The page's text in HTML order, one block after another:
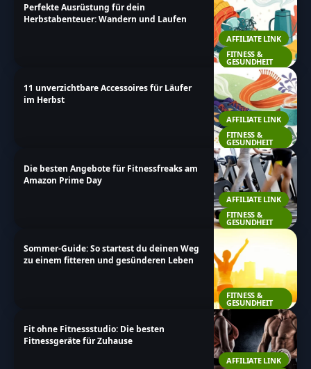
AFFILIATE LINK
FITNESS &
GESUNDHEIT
Perfekte Ausrüstung für dein
Herbstabenteuer: Wandern und Laufen
AFFILIATE LINK
FITNESS &
GESUNDHEIT
11 unverzichtbare Accessoires für Läufer
im Herbst
AFFILIATE LINK
FITNESS &
GESUNDHEIT
Die besten Angebote für Fitnessfreaks am
Amazon Prime Day
FITNESS &
GESUNDHEIT
Sommer-Guide: So startest du deinen Weg
zu einem fitteren und gesünderen Leben
AFFILIATE LINK
Fit ohne Fitnessstudio: Die besten
Fitnessgeräte für Zuhause